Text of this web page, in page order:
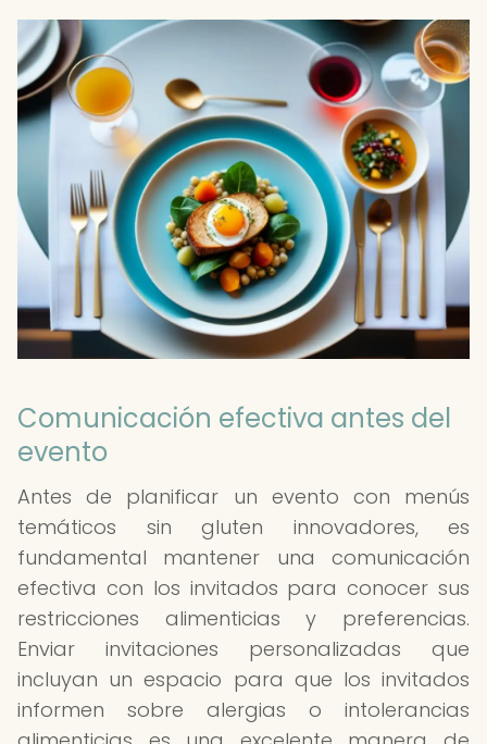
Comunicación efectiva antes del
evento
Antes de planificar un evento con menús
temáticos sin gluten innovadores, es
fundamental mantener una comunicación
efectiva con los invitados para conocer sus
restricciones alimenticias y preferencias.
Enviar invitaciones personalizadas que
incluyan un espacio para que los invitados
informen sobre alergias o intolerancias